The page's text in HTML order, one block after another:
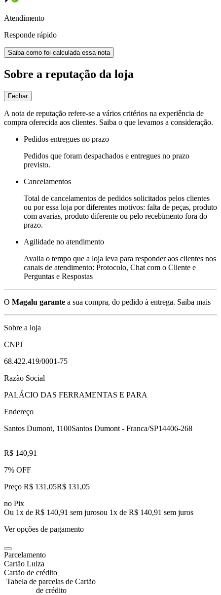
Atendimento
Responde rápido
Saiba como foi calculada essa nota
Sobre a reputação da loja
Fechar
A nota de reputação refere-se a vários critérios na experiência de
compra oferecida aos clientes. Saiba o que levamos a consideração.
Pedidos entregues no prazo
Pedidos que foram despachados e entregues no prazo
previsto.
Cancelamentos
Total de cancelamentos de pedidos solicitados pelos clientes
ou por essa loja por diferentes motivos: falta de peças, produto
com avarias, produto diferente ou pelo recebimento fora do
prazo.
Agilidade no atendimento
Avalia o tempo que a loja leva para responder aos clientes nos
canais de atendimento: Protocolo, Chat com o Cliente e
Perguntas e Respostas
O Magalu garante a sua compra, do pedido à entrega. Saiba mais
Sobre a loja
CNPJ
68.422.419/0001-75
Razão Social
PALÁCIO DAS FERRAMENTAS E PARA
Endereço
Santos Dumont, 1100Santos Dumont - Franca/SP14406-268
R$ 140,91
7% OFF
Preço R$ 131,05R$ 131 ,05
no Pix
Ou 1x de R$ 140,91 sem jurosou 1x de R$ 140,91 sem juros
Ver opções de pagamento
Parcelamento
Cartão Luiza
Cartão de crédito
Tabela de parcelas de Cartão
de crédito